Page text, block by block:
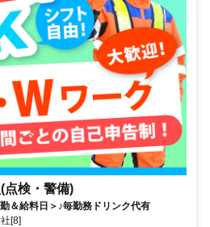
点検・警備)
＆給料日＞♪毎勤務ドリンク代有
[8]